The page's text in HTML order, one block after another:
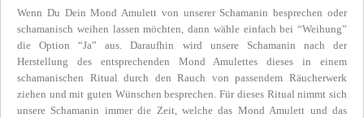
Wenn Du Dein Mond Amulett von unserer Schamanin besprechen oder
schamanisch weihen lassen möchten, dann wähle einfach bei “Weihung”
die Option “Ja” aus. Daraufhin wird unsere Schamanin nach der
Herstellung des entsprechenden Mond Amulettes dieses in einem
schamanischen Ritual durch den Rauch von passendem Räucherwerk
ziehen und mit guten Wünschen besprechen. Für dieses Ritual nimmt sich
unsere Schamanin immer die Zeit, welche das Mond Amulett und das